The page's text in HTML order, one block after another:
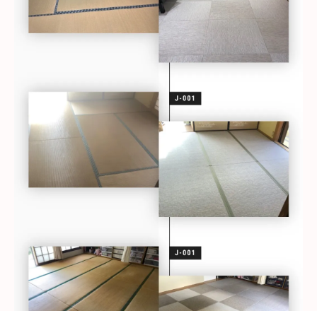
採寸だけで簡単施工できる介護用畳の利便
性
介護環境を支えるリフェイス畳の実用性
強度とクッション性が介護に最適な理由
転倒リスクを抑える畳の安全設計とは
介護用畳で床の冷たさや硬さを軽減する効
介護ベッドや車椅子にも対応できる畳の利
高齢者の生活を守る畳リフォームのメリッ
ト
介護環境に必要な強度と優しさを両立